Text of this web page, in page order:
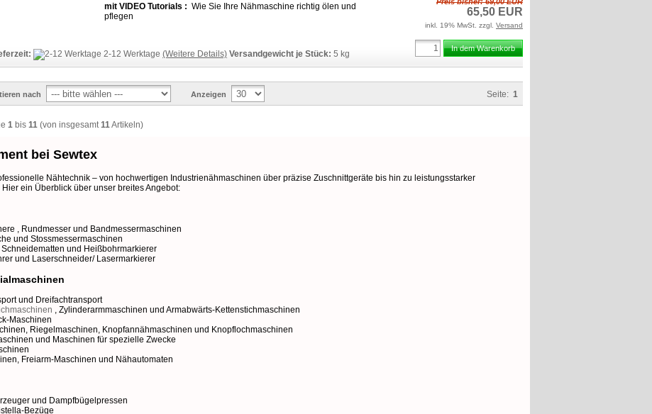
mit VIDEO Tutorials : Wie Sie Ihre Nähmaschine richtig ölen und
pflegen
65,50 EUR
inkl. 19% MwSt. zzgl. Versand
2-12 Werktage (Weitere Details) Versandgewicht je Stück: 5 kg
In dem Warenkorb
nach Anzeigen Seite: 1
1 bis 11 (von insgesamt11Artikeln)
bei Sewtex
Nähtechnik – von hochwertigen Industrienähmaschinen über präzise Zuschnittgeräte bis hin zu leistungsstarker
ein Überblick über unser breites Angebot:
,Rundmesserund Bandmessermaschinen
und Stossmessermaschinen
Schneidematten und Heißbohrmarkierer
und Laserschneider/ Lasermarkierer
und Dreifachtransport
, Zylinderarmmaschinen und Armabwärts-Kettenstichmaschinen
Maschinen
, Riegelmaschinen, Knopfannähmaschinen und Knopflochmaschinen
und Maschinen für spezielle Zwecke
, Freiarm-Maschinen und Nähautomaten
und Dampfbügelpressen
Bezüge